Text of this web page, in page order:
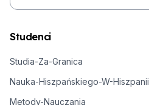
Studenci
Studia-Za-Granica
Nauka-Hiszpańskiego-W-Hiszpanii
Metody-Nauczania